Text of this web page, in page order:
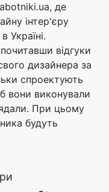
де
інтер'єру
Україні.
відгуки
дизайнера за
спроектують
вони виконували
При цьому
будуть